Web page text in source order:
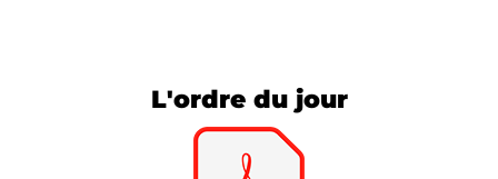
L'ordre du jour